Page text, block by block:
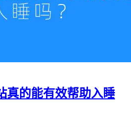
真的能有效帮助入睡